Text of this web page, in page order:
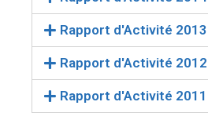
Rapport d'Activité 2013
Rapport d'Activité 2012
Rapport d'Activité 2011